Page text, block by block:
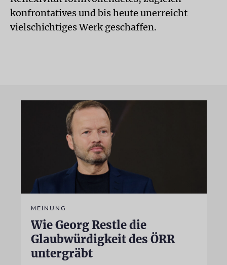
konfrontatives und bis heute unerreicht
vielschichtiges Werk geschaffen.
MEINUNG
Wie Georg Restle die
Glaubwürdigkeit des ÖRR
untergräbt